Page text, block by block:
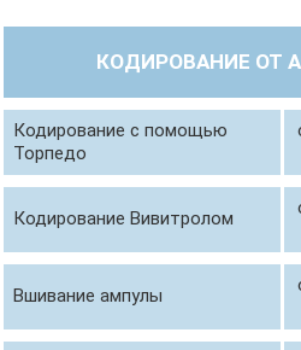
Опыт вывода из
врача на дом и
состояния
КОДИРОВАНИЕ ОТ
Кодирование с помощью
Торпедо
Кодирование Вивитролом
Вшивание ампулы